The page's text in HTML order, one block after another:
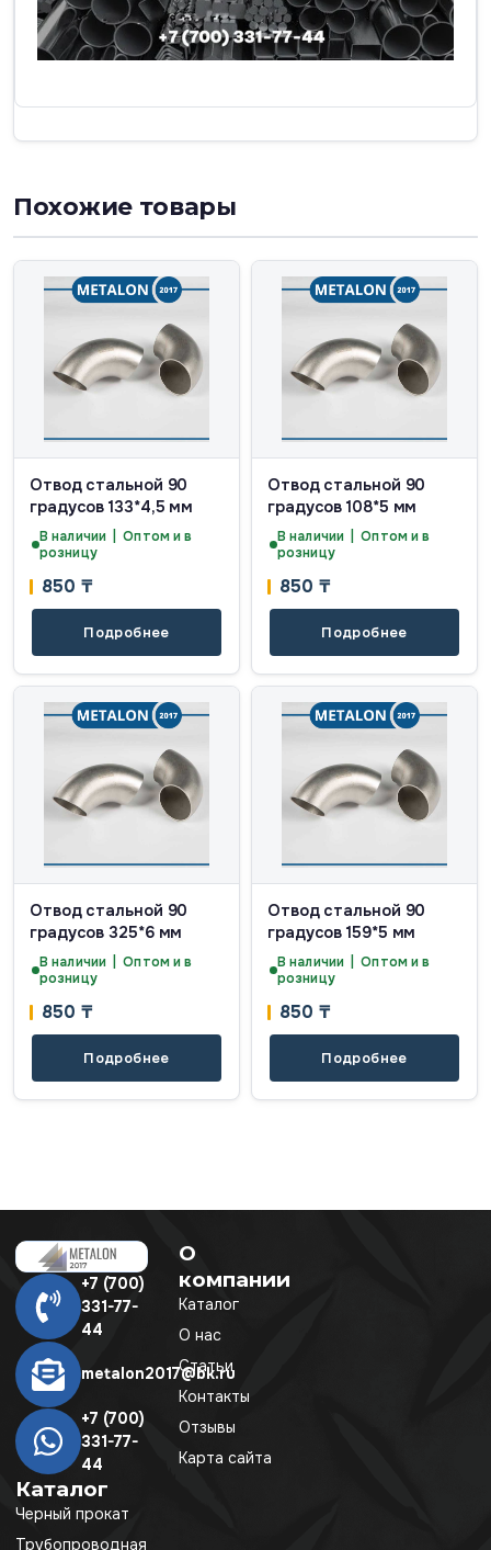
Похожие товары
Отвод стальной 90
градусов 133*4,5 мм
В наличии | Оптом и в
розницу
850 ₸
Подробнее
Отвод стальной 90
градусов 108*5 мм
В наличии | Оптом и в
розницу
850 ₸
Подробнее
Отвод стальной 90
градусов 325*6 мм
В наличии | Оптом и в
розницу
850 ₸
Подробнее
Отвод стальной 90
градусов 159*5 мм
В наличии | Оптом и в
розницу
850 ₸
Подробнее
+7 (700)
331-77-
44
metalon2017@bk.ru
+7 (700)
331-77-
44
Каталог
Черный прокат
Трубопроводная
О
компании
Каталог
О нас
Статьи
Контакты
Отзывы
Карта сайта